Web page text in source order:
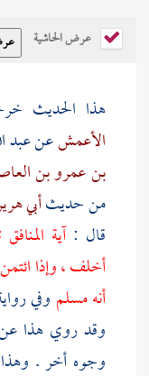
عرض الحاشية
هذا الحديث
الأعمشعنعبد
بن عمرو بن
من حديثأبي
قال :آية
أخلف ، وإذا
أنه مسلم وفي
وقد روي هذا
وجوه أخر . وهذا